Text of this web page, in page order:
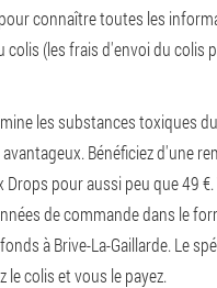
connaître toutes les
(les frais d'envoi du colis
les substances toxiques
Bénéficiez d'une
pour aussi peu que 49
de commande dans le
à Brive-La-Gaillarde. Le
colis et vous le payez.